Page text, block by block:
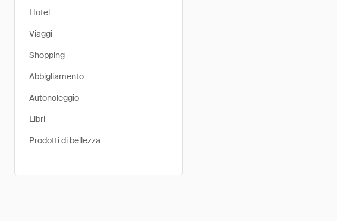
Hotel
Viaggi
Shopping
Abbigliamento
Autonoleggio
Libri
Prodotti di bellezza